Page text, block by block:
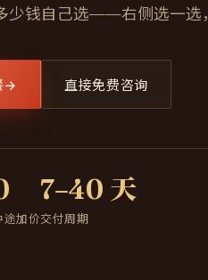
少钱自己选——右侧选一选
→ 直接免费咨询
途加价
7–40 天
交付周期